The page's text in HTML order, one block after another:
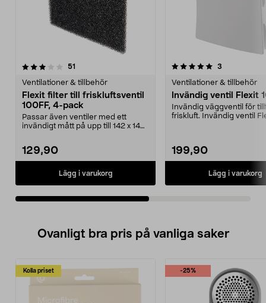
51
Ventilationer & tillbehör
Flexit filter till friskluftsventil
100FF, 4-pack
Passar även ventiler med ett
invändigt mått på upp till 142 x 142
129,90
Lägg i varukorg
5.0av 5 stjärnor 3
Ventilationer & tillbehör
Invändig ventil Flexit
Invändig väggventil för
friskluft. Invändig ventil
199,90
Lägg i varukorg
4.5av 5 stjärnor
Ovanligt bra pris på vanliga saker
Kolla priset -25%